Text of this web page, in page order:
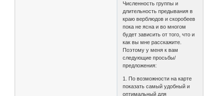
Численность группы и
длительность предывания в
краю верблюдов и скоробеев
пока не ясна и во многом
будет зависить от того, что и
как вы мне расскажите.
Поэтому у меня к вам
следующие просьбы/
предложения:
1. По возможности на карте
показать самый удобный и
оптимальный для